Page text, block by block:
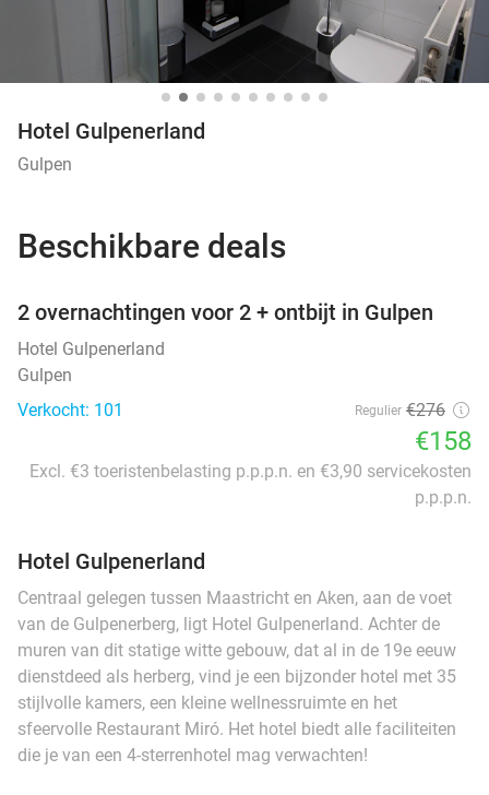
Hotel Gulpenerland
Gulpen
Beschikbare deals
2 overnachtingen voor 2 + ontbijt in Gulpen
Hotel Gulpenerland
Gulpen
Verkocht: 101
Regulier €276
€158
Excl. €3 toeristenbelasting p.p.p.n. en €3,90 servicekosten
p.p.p.n.
Hotel Gulpenerland
Centraal gelegen tussen Maastricht en Aken, aan de voet
van de Gulpenerberg, ligt Hotel Gulpenerland. Achter de
muren van dit statige witte gebouw, dat al in de 19e eeuw
dienstdeed als herberg, vind je een bijzonder hotel met 35
stijlvolle kamers, een kleine wellnessruimte en het
sfeervolle Restaurant Miró. Het hotel biedt alle faciliteiten
die je van een 4-sterrenhotel mag verwachten!